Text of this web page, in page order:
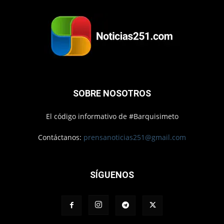
SOBRE NOSOTROS
El código informativo de #Barquisimeto
Contáctanos: prensanoticias251@gmail.com
SÍGUENOS